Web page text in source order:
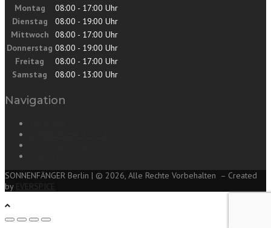
Montag
08:00 - 17:00 Uhr
Dienstag
08:00 - 19:00 Uhr
Mittwoch
08:00 - 17:00 Uhr
Donnerstag 08:00 - 19:00 Uhr
Freitag
08:00 - 17:00 Uhr
Samstag
08:00 - 13:00 Uhr
Navigation
SONNENFÄNGER Berlin | © 2026, Alle Rechte Vorbehalten – Created
by EVERSPICE